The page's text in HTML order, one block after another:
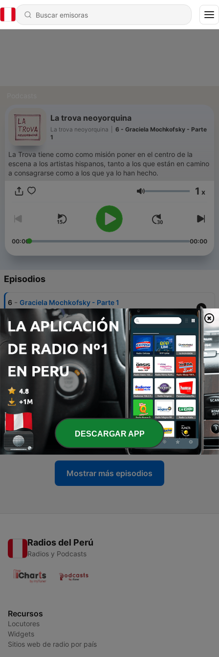
La trova neoyorquina
La trova neoyorquina
6 - Graciela Mochkofsky - Parte
1
La Trova tiene como como misión poner en el centro de la
escena a los artistas hispanos, tanto a los que están en camino
a consagrarse como a los que ya lo han hecho.
Volumen 1 x
00:00 00:00
Episodios
6 - Graciela Mochkofsky - Parte 1
5 - Graciela Mochkofsky - Parte 2
27 jul. 2016
4 - Jazmina Barrera
21 jun. 2016
3 Sara Cordón, Ulises Gonzales y Mayte López
06 abr. 2016
- Eduardo Halfon
22 nov. 2015
Mostrar más episodios
Radios del Perú
Radios y Podcasts
Recursos
Locutores
Widgets
Sitios web de radio por país
DESCARGAR APP